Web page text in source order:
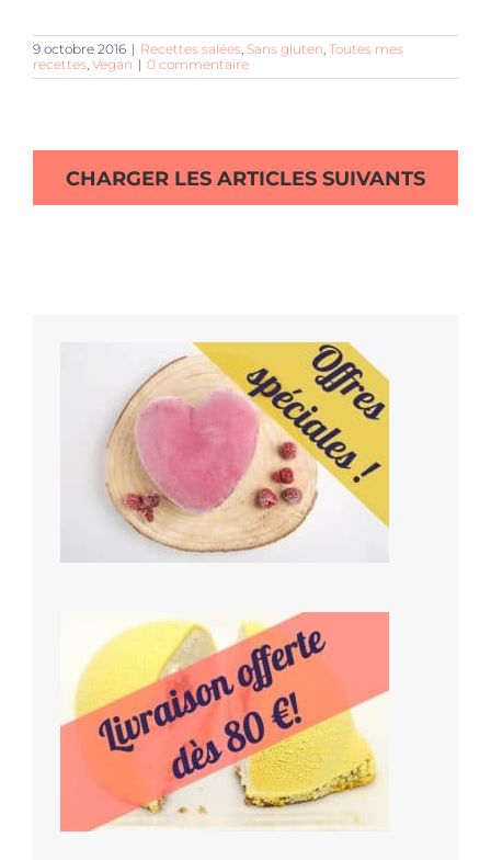
9 octobre 2016 | Recettes salées Sans gluten Toutes mes
recettes Vegan | 0 commentaire
CHARGER LES ARTICLES SUIVANTS